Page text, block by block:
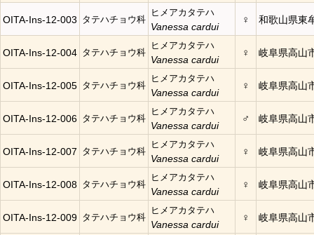
OITA-Ins-12-003 タテハチョウ科
ヒメアカタテハ
Vanessa cardui
♀ 和歌山県東
OITA-Ins-12-004 タテハチョウ科
ヒメアカタテハ
Vanessa cardui
♀ 岐阜県高山
OITA-Ins-12-005 タテハチョウ科
ヒメアカタテハ
Vanessa cardui
♀ 岐阜県高山
OITA-Ins-12-006 タテハチョウ科
ヒメアカタテハ
Vanessa cardui
♂ 岐阜県高山
OITA-Ins-12-007 タテハチョウ科
ヒメアカタテハ
Vanessa cardui
♀ 岐阜県高山
OITA-Ins-12-008 タテハチョウ科
ヒメアカタテハ
Vanessa cardui
♀ 岐阜県高山
OITA-Ins-12-009 タテハチョウ科
ヒメアカタテハ
Vanessa cardui
♀ 岐阜県高山